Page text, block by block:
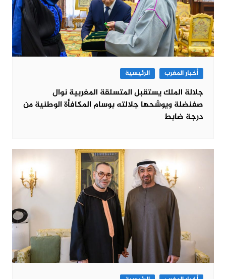
أخبار المغرب الرئيسية
جلالة الملك يستقبل المتسلقة المغربية نوال
صفنضلة ويوشحها جلالته بوسام المكافأة الوطنية من
درجة ضابط